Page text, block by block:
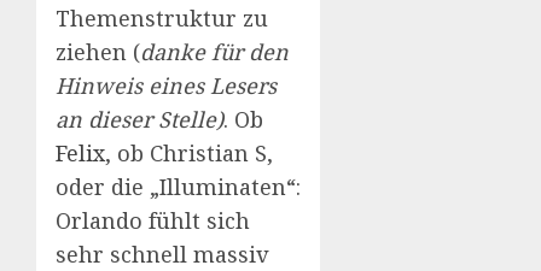
Themenstruktur zu
ziehen (danke für den
Hinweis eines Lesers
an dieser Stelle). Ob
Felix, ob Christian S,
oder die „Illuminaten“:
Orlando fühlt sich
sehr schnell massiv